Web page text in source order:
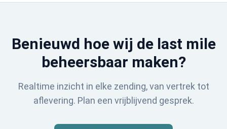
Benieuwd hoe wij de last mile
beheersbaar maken?
Realtime inzicht in elke zending, van vertrek tot
aflevering. Plan een vrijblijvend gesprek.